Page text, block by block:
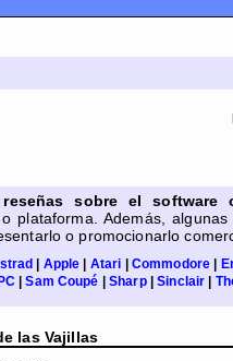
reseñas sobre el
plataforma. Además,
o promocionarlo
Apple Atari Commodore
PC|Sam Coupé |Sharp|Sinclair
las Vajillas